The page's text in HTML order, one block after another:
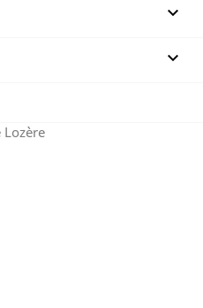


Lozère